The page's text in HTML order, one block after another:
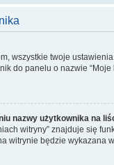
wszystkie twoje
do panelu o nazwie
nazwy użytkownika na
witryny” znajduje się
witrynie będzie wykazana